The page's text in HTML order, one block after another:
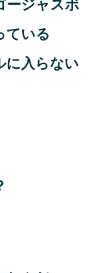
ージャスボ
ている
に入らない